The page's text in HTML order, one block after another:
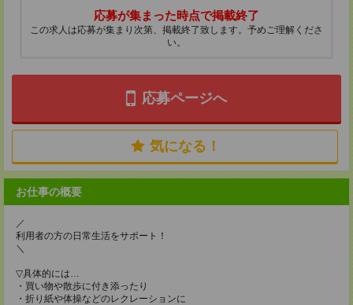
応募が集まった時点で掲載終了
この求人は応募が集まり次第、掲載終了致します。予めご理解くださ
い。
応募ページへ
気になる！
お仕事の概要
／
利用者の方の日常生活をサポート！
＼
▽具体的には…
・買い物や散歩に付き添ったり
・折り紙や体操などのレクレーションに